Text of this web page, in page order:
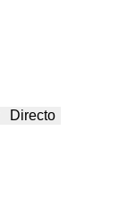
Directo